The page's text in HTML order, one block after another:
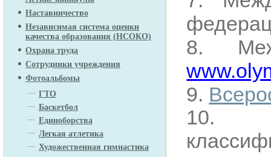
Наставничество
Независимая система оценки
качества образования (НСОКО)
Охрана труда
Сотрудники учреждения
Фотоальбомы
ГТО
Баскетбол
Единоборства
Легкая атлетика
Художественная гимнастика
8.
9.
10.